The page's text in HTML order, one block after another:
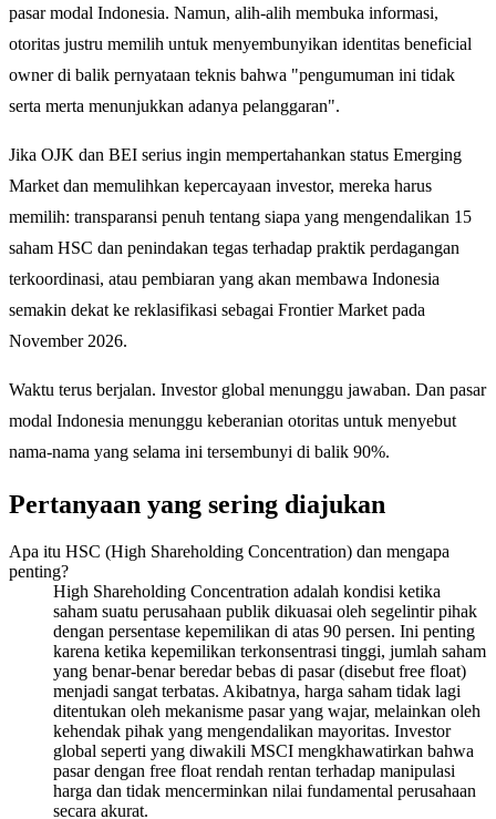
pasar modal Indonesia. Namun, alih-alih membuka informasi,
otoritas justru memilih untuk menyembunyikan identitas beneficial
owner di balik pernyataan teknis bahwa "pengumuman ini tidak
serta merta menunjukkan adanya pelanggaran".
Jika OJK dan BEI serius ingin mempertahankan status Emerging
Market dan memulihkan kepercayaan investor, mereka harus
memilih: transparansi penuh tentang siapa yang mengendalikan 15
saham HSC dan penindakan tegas terhadap praktik perdagangan
terkoordinasi, atau pembiaran yang akan membawa Indonesia
semakin dekat ke reklasifikasi sebagai Frontier Market pada
November 2026.
Waktu terus berjalan. Investor global menunggu jawaban. Dan pasar
modal Indonesia menunggu keberanian otoritas untuk menyebut
nama-nama yang selama ini tersembunyi di balik 90%.
Pertanyaan yang sering diajukan
Apa itu HSC (High Shareholding Concentration) dan mengapa
penting?
High Shareholding Concentration adalah kondisi ketika
saham suatu perusahaan publik dikuasai oleh segelintir pihak
dengan persentase kepemilikan di atas 90 persen. Ini penting
karena ketika kepemilikan terkonsentrasi tinggi, jumlah saham
yang benar-benar beredar bebas di pasar (disebut free float)
menjadi sangat terbatas. Akibatnya, harga saham tidak lagi
ditentukan oleh mekanisme pasar yang wajar, melainkan oleh
kehendak pihak yang mengendalikan mayoritas. Investor
global seperti yang diwakili MSCI mengkhawatirkan bahwa
pasar dengan free float rendah rentan terhadap manipulasi
harga dan tidak mencerminkan nilai fundamental perusahaan
secara akurat.